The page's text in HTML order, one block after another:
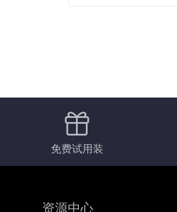
免费试用装
资源中心